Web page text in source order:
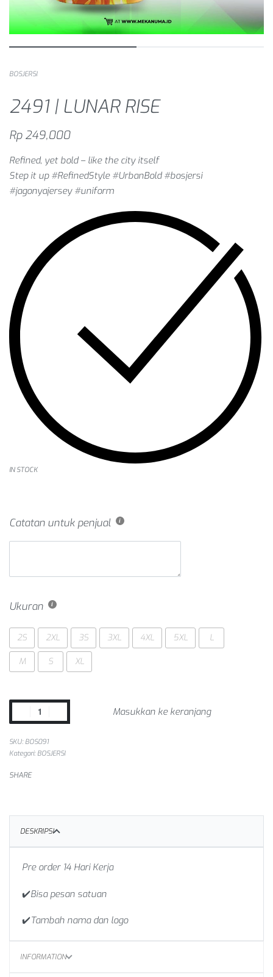
BOSJERSI
2491 | LUNAR RISE
Rp 249,000
Refined, yet bold – like the city itself
Step it up #RefinedStyle #UrbanBold #bosjersi
#jagonyajersey #uniform
IN STOCK
Catatan untuk penjual
Ukuran
2S 2XL 3S 3XL 4XL 5XL L
M S XL
Masukkan ke keranjang
SKU: BOS091
Kategori: BOSJERSI
SHARE
DESKRIPSI
Pre order 14 Hari Kerja
✔️Bisa pesan satuan
✔️Tambah nama dan logo
INFORMATION